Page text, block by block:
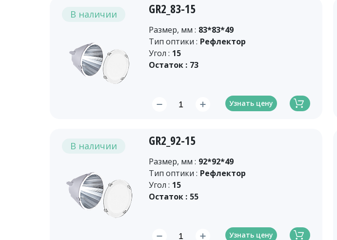
В наличии GR2_83-15
Размер, мм : 83*83*49
Тип оптики : Рефлектор
Угол : 15
Остаток : 73
Узнать цену
В наличии GR2_92-15
Размер, мм : 92*92*49
Тип оптики : Рефлектор
Угол : 15
Остаток : 55
Узнать цену